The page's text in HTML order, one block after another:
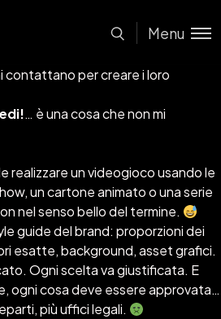
Menu
contattano per creare i loro
… è una cosa che non mi
realizzare un videogioco usando le
un cartone animato o una serie
nel senso bello del termine.
guide del brand: proporzioni dei
esatte, background, asset grafici.
Ogni scelta va giustificata. E
ogni cosa deve essere approvata…
più uffici legali.